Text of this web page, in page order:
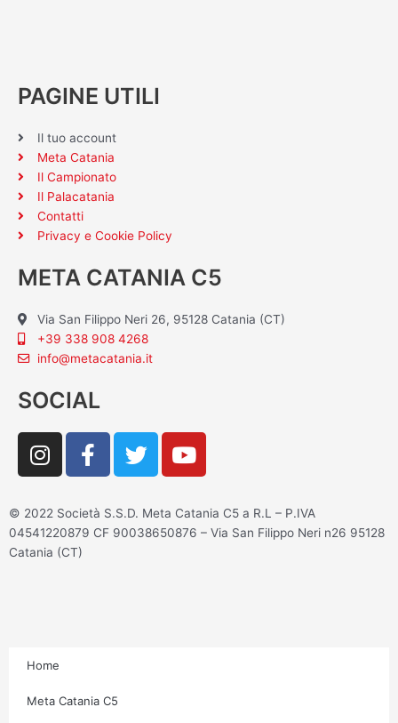
PAGINE UTILI
Il tuo account
Meta Catania
Il Campionato
Il Palacatania
Contatti
Privacy e Cookie Policy
META CATANIA C5
Via San Filippo Neri 26, 95128 Catania (CT)
+39 338 908 4268
info@metacatania.it
SOCIAL
I
n
t
a
g
F
a
e
b
T
w
t
t
Y
o
t
u
© 2022 Società S.S.D. Meta Catania C5 a R.L – P.IVA
04541220879 CF 90038650876 – Via San Filippo Neri n26 95128
Catania (CT)
Home
Meta Catania C5